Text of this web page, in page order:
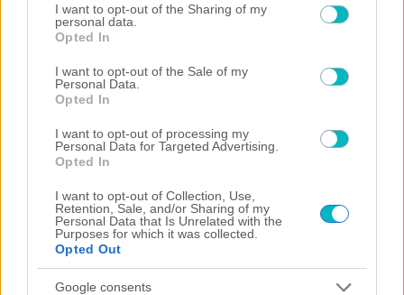
not limited to your visit or usage behaviour. You may click to
grant or deny consent to Google and its third-party tags to
use your data for below specified purposes in below Google
consent section.
I want to opt-out of the Sharing of my
personal data.
Opted In
I want to opt-out of the Sale of my
Personal Data.
Opted In
I want to opt-out of processing my
Personal Data for Targeted Advertising.
Opted In
I want to opt-out of Collection, Use,
Retention, Sale, and/or Sharing of my
Personal Data that Is Unrelated with the
Purposes for which it was collected.
Opted Out
Google consents
Play Video
Now Playing
Play
Video
Watch on